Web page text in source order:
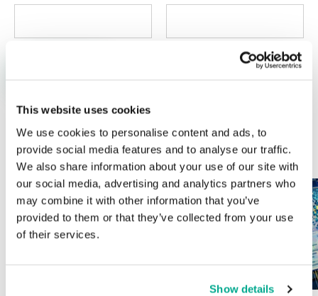
This website uses cookies
We use cookies to personalise content and ads, to
provide social media features and to analyse our traffic.
We also share information about your use of our site with
our social media, advertising and analytics partners who
may combine it with other information that you’ve
provided to them or that they’ve collected from your use
of their services.
Show details
ÚLTIMAS PUBLICACIONES